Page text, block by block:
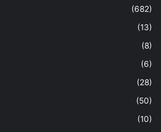
(682)
(13)
(8)
(6)
(28)
(50)
(10)